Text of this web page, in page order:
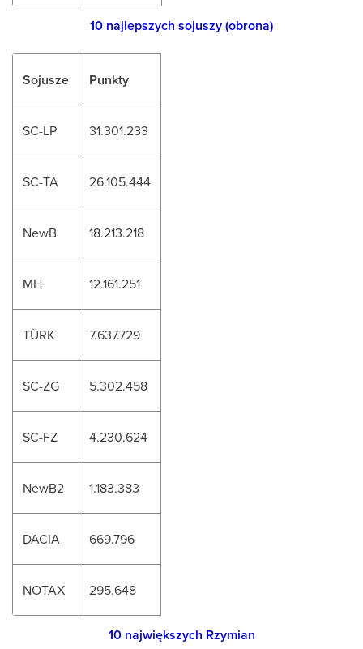
10 najlepszych sojuszy (obrona)
Sojusze Punkty
SC-LP 31.301.233
SC-TA 26.105.444
NewB 18.213.218
MH 12.161.251
TÜRK 7.637.729
SC-ZG 5.302.458
SC-FZ 4.230.624
NewB2 1.183.383
DACIA 669.796
NOTAX 295.648
10 największych Rzymian